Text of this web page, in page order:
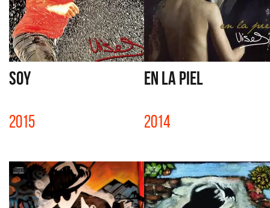
SOY
2015
EN LA PIEL
2014